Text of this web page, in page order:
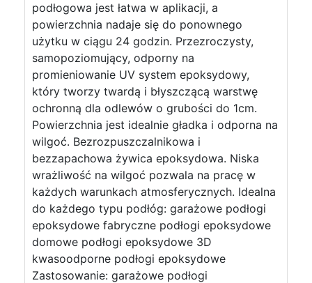
podłogowa jest łatwa w aplikacji, a
powierzchnia nadaje się do ponownego
użytku w ciągu 24 godzin. Przezroczysty,
samopoziomujący, odporny na
promieniowanie UV system epoksydowy,
który tworzy twardą i błyszczącą warstwę
ochronną dla odlewów o grubości do 1cm.
Powierzchnia jest idealnie gładka i odporna na
wilgoć. Bezrozpuszczalnikowa i
bezzapachowa żywica epoksydowa. Niska
wrażliwość na wilgoć pozwala na pracę w
każdych warunkach atmosferycznych. Idealna
do każdego typu podłóg: garażowe podłogi
epoksydowe fabryczne podłogi epoksydowe
domowe podłogi epoksydowe 3D
kwasoodporne podłogi epoksydowe
Zastosowanie: garażowe podłogi